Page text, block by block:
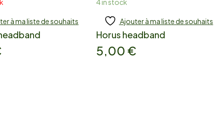
more
à ma liste de souhaits
4 in stock
Add to cart
Ajouter à ma liste de souhaits
Horus headband
5,00 €